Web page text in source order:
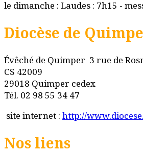
le dimanche : Laudes : 7h15 -
Diocèse de
Évêché de Quimper 3 rue de
CS 42009
29018 Quimper cedex
Tél. 02 98 55 34 47
site internet : http://
Nos liens